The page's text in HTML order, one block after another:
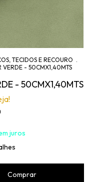
TECIDOS E RECOURO .
VERDE - 50CMX1,40MTS
- 50CMX1,40MTS
juros